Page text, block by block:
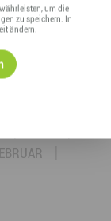
JUNIum die
zu speichern. In
ändern.